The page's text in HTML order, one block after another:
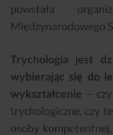
powstała
Międzynarodowego
Trychologia jest
wybierając się do
wykształcenie –
trychologiczne, czy
osoby